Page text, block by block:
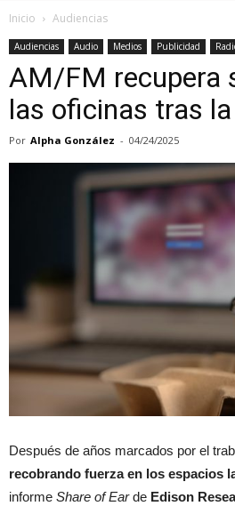
Inicio Audiencias
Audiencias Audio Medios Publicidad
AM/FM recupera
las oficinas tras
Por Alpha González - 04/24/2025
Después de años marcados por el
recobrando fuerza en los espacios
informe Share of Earde Edison